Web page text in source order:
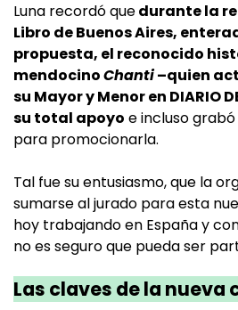
Luna recordó quedurante la
Libro de Buenos Aires,
propuesta, el reconocido
mendocinoChanti–quien
su Mayor y Menor en DIARIO
su total apoyo e incluso grabó
para promocionarla.
Tal fue su entusiasmo, que la
sumarse al jurado para esta
hoy trabajando en España y
no es seguro que pueda ser
Las claves de la nueva